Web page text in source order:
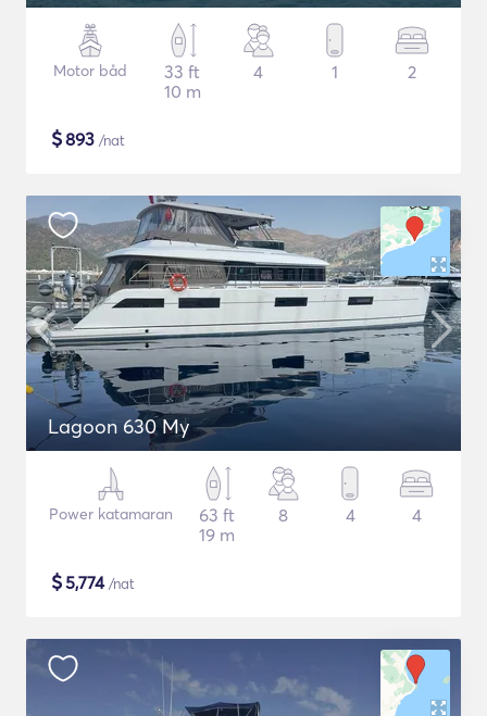
Motor båd
33 ft
10 m
4 1 2
$893 /nat
Lagoon 630 My
Power katamaran
63 ft
19 m
8 4 4
$5,774/nat